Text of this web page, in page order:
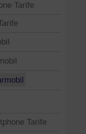
Tarife
Tarife